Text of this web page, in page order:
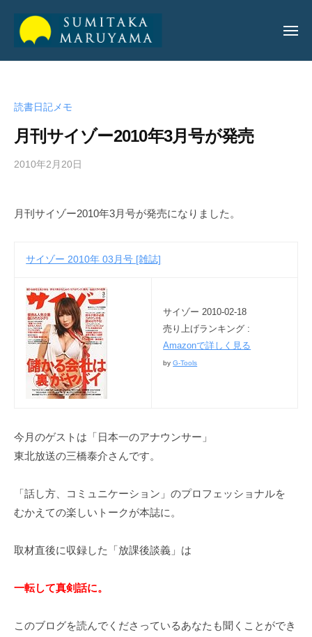
丸
孝
サ
ト
丸
純
孝
公
イ
読書日記メモ
月刊サイゾー2010年3月号が発売
2010年2月20日
d
n
m
a
r
u
y
a
m
月刊サイゾー2010年3月号が発売になりました。
サイゾー 2010年 03月号 [雑誌]
サイゾー 2010-02-18
売り上げランキング :
Amazonで詳しく見る
byG-Tools
今月のゲストは「日本一のアナウンサー」
東北放送の三橋泰介さんです。
「話し方、コミュニケーション」のプロフェッショナルを
むかえての楽しいトークが本誌に。
取材直後に収録した「放課後談義」は
一転して真剣話に。
このブログを読んでくださっているあなたも聞くことができ
山
公
サ
ト